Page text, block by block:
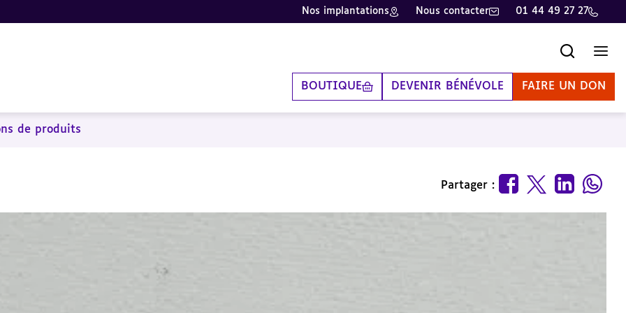
Nos implantations Nous contacter 01 44 49 27 27
BOUTIQUE DEVENIR BÉNÉVOLE FAIRE UN DON
de produits
Partager :